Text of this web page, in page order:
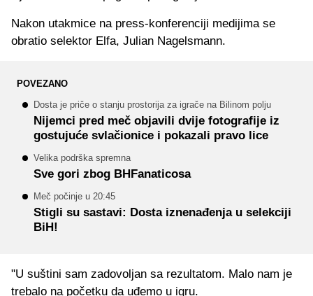
Nakon utakmice na press-konferenciji medijima se
obratio selektor Elfa, Julian Nagelsmann.
POVEZANO
Dosta je priče o stanju prostorija za igrače na Bilinom polju
Nijemci pred meč objavili dvije fotografije iz
gostujuće svlačionice i pokazali pravo lice
Velika podrška spremna
Sve gori zbog BHFanaticosa
Meč počinje u 20:45
Stigli su sastavi: Dosta iznenađenja u selekciji
BiH!
"U suštini sam zadovoljan sa rezultatom. Malo nam je
trebalo na početku da uđemo u igru.